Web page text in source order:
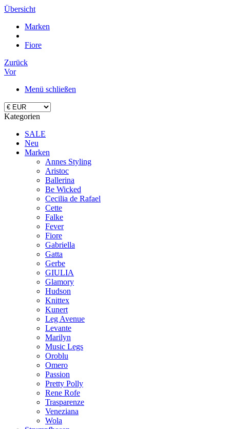
Übersicht
Marken
Fiore
Zurück
Vor
Menü schließen
Kategorien
SALE
Neu
Marken
Annes Styling
Aristoc
Ballerina
Be Wicked
Cecilia de Rafael
Cette
Falke
Fever
Fiore
Gabriella
Gatta
Gerbe
GIULIA
Glamory
Hudson
Knittex
Kunert
Leg Avenue
Levante
Marilyn
Music Legs
Oroblu
Omero
Passion
Pretty Polly
Rene Rofe
Trasparenze
Veneziana
Wola